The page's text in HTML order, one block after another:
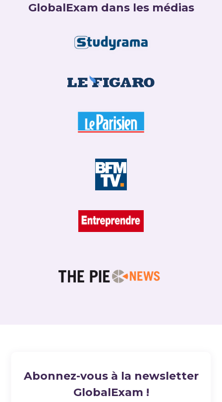
GlobalExam dans les médias
Abonnez-vous à la newsletter
GlobalExam !